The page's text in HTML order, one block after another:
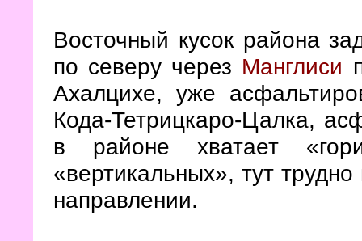
Восточный кусок района
по северу через Манглиси
Ахалцихе, уже
Кода-Тетрицкаро-Цалка,
в районе хватает
«вертикальных», тут
направлении.